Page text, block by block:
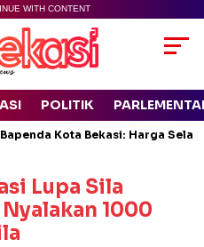
WITH CONTENT
POLITIK
Kota Bekasi: Harga
Lupa Sila
1000